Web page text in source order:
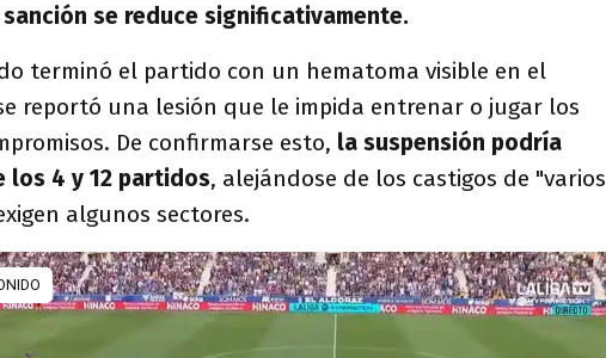
se reduce significativamente.
terminó el partido con un hematoma visible en el
reportó una lesión que le impida entrenar o jugar los
De confirmarse esto, la suspensión podría
los 4 y 12 partidos, alejándose de los castigos de "varios
algunos sectores.